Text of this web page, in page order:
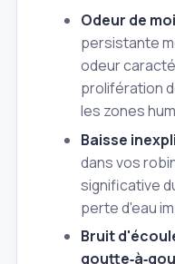
Odeur de
persistante
odeur
prolifération
les zones
Baisse
dans vos
significative
perte d'eau
Bruit